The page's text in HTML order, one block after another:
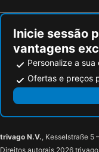
Inicie sessão
vantagens
Personalize a sua
Ofertas e preços
trivago N.V., Kesselstraße 5
Direitos autorais 2026